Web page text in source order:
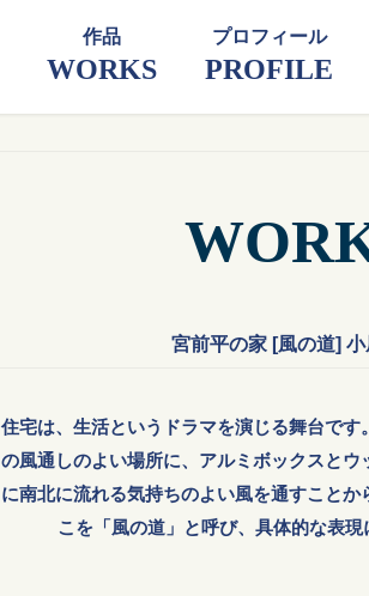
ン
テ
ビ
ゲ
移
作品
WORKS
プロフィール
PROFILE
宮前平の家 [風の道]
住宅は、生活というドラマを演じる舞台です
の風通しのよい場所に、アルミボックスとウ
に南北に流れる気持ちのよい風を通すこと
こを「風の道」と呼び、具体的な表現